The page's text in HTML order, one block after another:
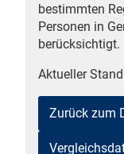
bestimmten
Personen in
berücksichtigt.
Aktueller
Zurück zum